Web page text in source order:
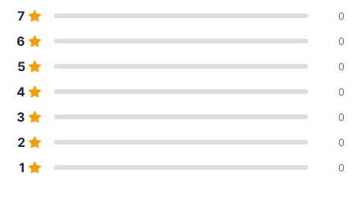
7 0
6 0
5 0
4 0
3 0
2 0
1 0